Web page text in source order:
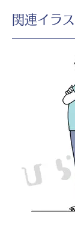
関連イラ